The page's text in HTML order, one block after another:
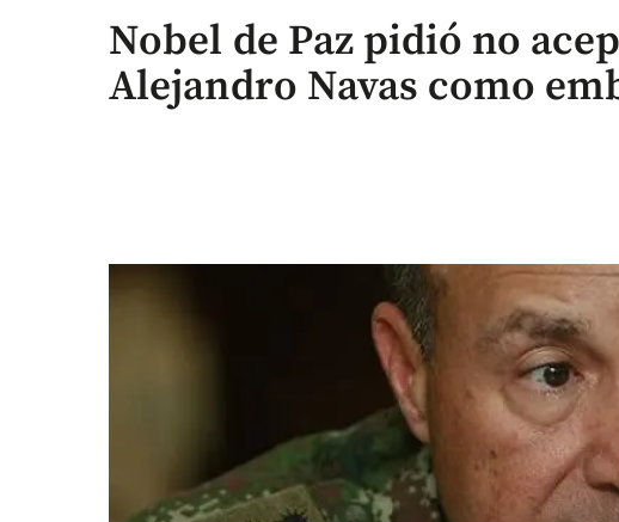
Nobel de Paz pidió no
Alejandro Navas como